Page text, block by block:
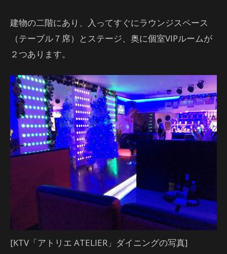
建物の二階にあり、入ってすぐにラウンジスペース
（テーブル７席）とステージ、奥に個室VIPルームが
２つあります。
[KTV「アトリエ ATELIER」ダイニングの写真]